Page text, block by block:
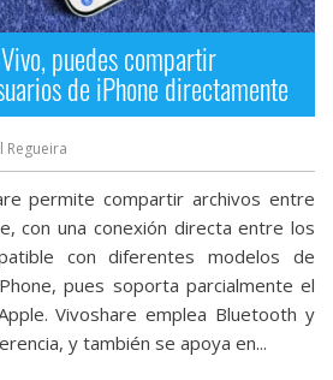
puedes compartir
de iPhone directamente
Regueira
permite compartir archivos entre
con una conexión directa entre los
con diferentes modelos de
pues soporta parcialmente el
Vivoshare emplea Bluetooth y
y también se apoya en...